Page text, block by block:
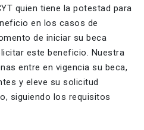
quien tiene la potestad para
en los casos de
de iniciar su beca
este beneficio. Nuestra
entre en vigencia su beca,
y eleve su solicitud
siguiendo los requisitos